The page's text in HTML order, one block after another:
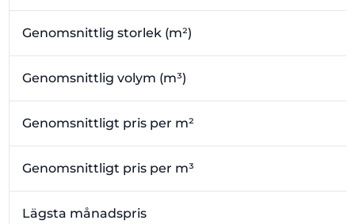
Genomsnittlig storlek (m²)
Genomsnittlig volym (m³)
Genomsnittligt pris per m²
Genomsnittligt pris per m³
Lägsta månadspris